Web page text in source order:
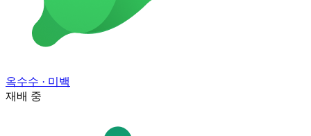
옥수수 · 미백
재배 중